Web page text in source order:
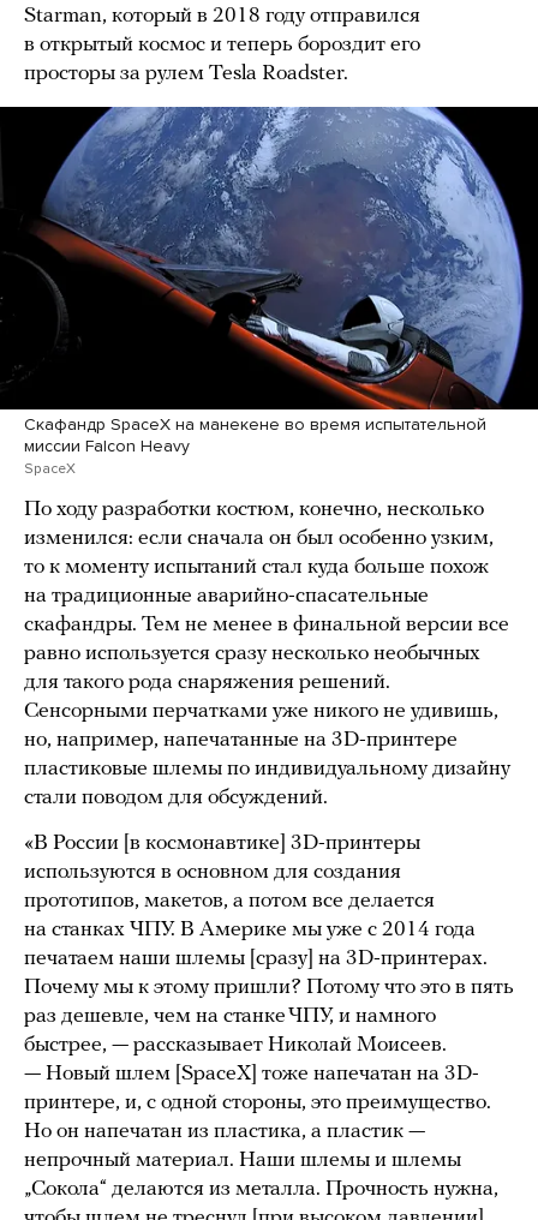
Starman, который в 2018 году отправился
в открытый космос и теперь бороздит его
просторы за рулем Tesla Roadster.
Скафандр SpaceX на манекене во время испытательной
миссии Falcon Heavy
SpaceX
По ходу разработки костюм, конечно, несколько
изменился: если сначала он был особенно узким,
то к моменту испытаний стал куда больше похож
на традиционные аварийно-спасательные
скафандры. Тем не менее в финальной версии все
равно используется сразу несколько необычных
для такого рода снаряжения решений.
Сенсорными перчатками уже никого не удивишь,
но, например, напечатанные на 3D-принтере
пластиковые шлемы по индивидуальному дизайну
стали поводом для обсуждений.
«В России [в космонавтике] 3D-принтеры
используются в основном для создания
прототипов, макетов, а потом все делается
на станках ЧПУ. В Америке мы уже с 2014 года
печатаем наши шлемы [сразу] на 3D-принтерах.
Почему мы к этому пришли? Потому что это в пять
раз дешевле, чем на станке ЧПУ, и намного
быстрее, — рассказывает Николай Моисеев.
— Новый шлем [SpaceX] тоже напечатан на 3D-
принтере, и, с одной стороны, это преимущество.
Но он напечатан из пластика, а пластик —
непрочный материал. Наши шлемы и шлемы
„Сокола“ делаются из металла. Прочность нужна,